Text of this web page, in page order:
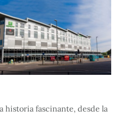
historia fascinante, desde la